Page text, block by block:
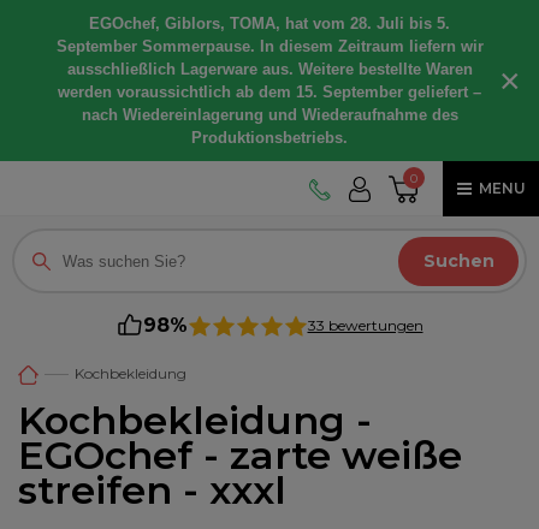
EGOchef, Giblors, TOMA, hat vom 28. Juli bis 5.
September Sommerpause. In diesem Zeitraum liefern wir
ausschließlich Lagerware aus. Weitere bestellte Waren
werden voraussichtlich ab dem 15. September geliefert –
nach Wiedereinlagerung und Wiederaufnahme des
Produktionsbetriebs.
×
0
MENU
Suchen
98% 33 bewertungen
Kochbekleidung
Kochbekleidung -
EGOchef - zarte weiße
streifen - xxxl